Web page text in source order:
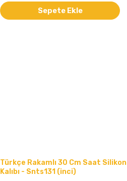
Sepete Ekle
Türkçe Rakamlı 30 Cm Saat Silikon
Kalıbı - Snts131 (inci)